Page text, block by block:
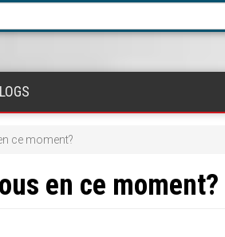
ce moment?
en ce moment?